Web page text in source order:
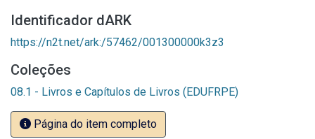
Identificador dARK
https://n2t.net/ark:/57462/001300000k3z3
Coleções
08.1 - Livros e Capítulos de Livros (EDUFRPE)
Página do item completo